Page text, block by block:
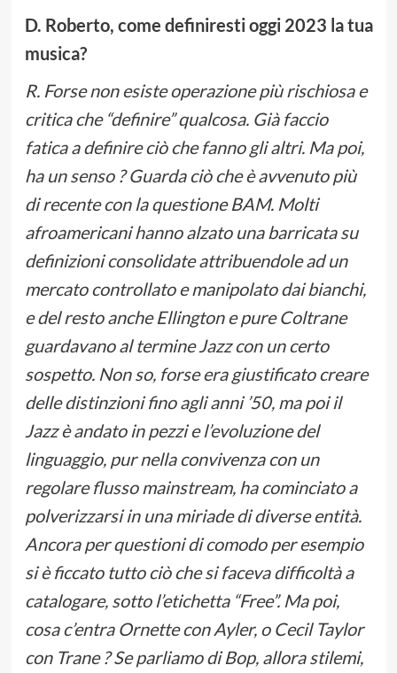
D. Roberto, come definiresti oggi 2023 la tua
musica?
R. Forse non esiste operazione più rischiosa e
critica che “definire” qualcosa. Già faccio
fatica a definire ciò che fanno gli altri. Ma poi,
ha un senso ? Guarda ciò che è avvenuto più
di recente con la questione BAM. Molti
afroamericani hanno alzato una barricata su
definizioni consolidate attribuendole ad un
mercato controllato e manipolato dai bianchi,
e del resto anche Ellington e pure Coltrane
guardavano al termine Jazz con un certo
sospetto. Non so, forse era giustificato creare
delle distinzioni fino agli anni ’50, ma poi il
Jazz è andato in pezzi e l’evoluzione del
linguaggio, pur nella convivenza con un
regolare flusso mainstream, ha cominciato a
polverizzarsi in una miriade di diverse entità.
Ancora per questioni di comodo per esempio
si è ficcato tutto ciò che si faceva difficoltà a
catalogare, sotto l’etichetta “Free”. Ma poi,
cosa c’entra Ornette con Ayler, o Cecil Taylor
con Trane ? Se parliamo di Bop, allora stilemi,